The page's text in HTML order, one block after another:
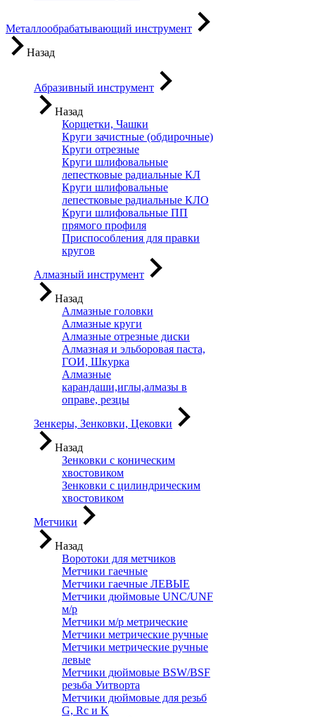
Металлообрабатывающий инструмент
Назад
Абразивный инструмент
Назад
Корщетки, Чашки
Круги зачистные (обдирочные)
Круги отрезные
Круги шлифовальные
лепестковые радиальные КЛ
Круги шлифовальные
лепестковые радиальные КЛО
Круги шлифовальные ПП
прямого профиля
Приспособления для правки
кругов
Алмазный инструмент
Назад
Алмазные головки
Алмазные круги
Алмазные отрезные диски
Алмазная и эльборовая паста,
ГОИ, Шкурка
Алмазные
карандаши,иглы,алмазы в
оправе, резцы
Зенкеры, Зенковки, Цековки
Назад
Зенковки с коническим
хвостовиком
Зенковки с цилиндрическим
хвостовиком
Метчики
Назад
Воротоки для метчиков
Метчики гаечные
Метчики гаечные ЛЕВЫЕ
Метчики дюймовые UNC/UNF
м/р
Метчики м/р метрические
Метчики метрические ручные
Метчики метрические ручные
левые
Метчики дюймовые BSW/BSF
резьба Уитворта
Метчики дюймовые для резьб
G, Rc и K